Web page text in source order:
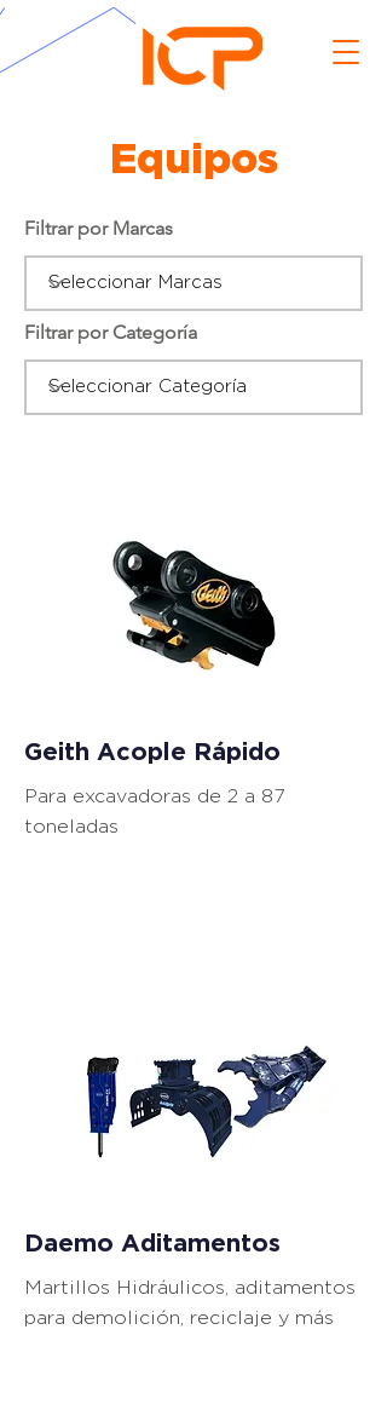
Equipos
Filtrar por Marcas
Filtrar por Categoría
Geith Acople Rápido
Para excavadoras de 2 a 87
toneladas
Daemo Aditamentos
Martillos Hidráulicos, aditamentos
para demolición, reciclaje y más